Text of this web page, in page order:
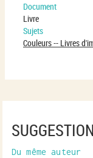
Document
Livre
Sujets
Couleurs -- Livres
Du même auteur